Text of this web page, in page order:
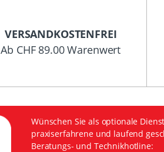
VERSANDKOSTENFREI
Ab CHF 89.00 Warenwert
Wünschen Sie als optionale
praxiserfahrene und laufend
Beratungs- und Technikhotline: